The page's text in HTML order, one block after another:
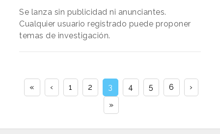
Se lanza sin publicidad ni anunciantes.
Cualquier usuario registrado puede proponer
temas de investigación.
« ‹ 1 2 3 4 5 6
›
»